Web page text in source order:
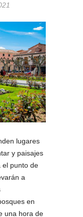
lugares
y paisajes
el punto de
a
en
una hora de